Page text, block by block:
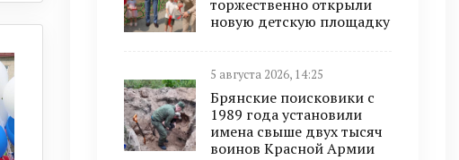
торжественно открыли
новую детскую площадку
5 августа 2026, 14:25
Брянские поисковики с
1989 года установили
имена свыше двух тысяч
воинов Красной Армии